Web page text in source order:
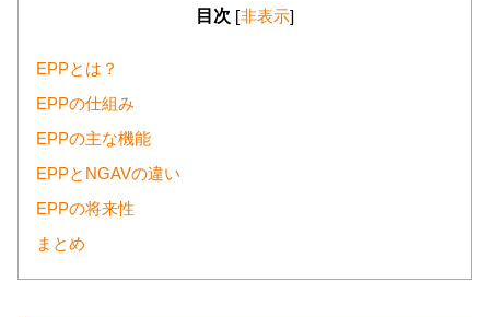
目次 [非表示]
EPPとは？
EPPの仕組み
EPPの主な機能
EPPとNGAVの違い
EPPの将来性
まとめ